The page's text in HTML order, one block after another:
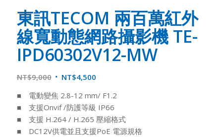
東訊TECOM 兩百萬紅外
線寬動態網路攝影機 TE-
IPD60302V12-MW
NT$9,000 NT$4,500
■ 電動變焦 2.8-12 mm/ F1.2
■ 支援Onvif /防護等級 IP66
■ 支援 H.264 / H.265 壓縮格式
■ DC12V供電並且支援PoE 電源規格